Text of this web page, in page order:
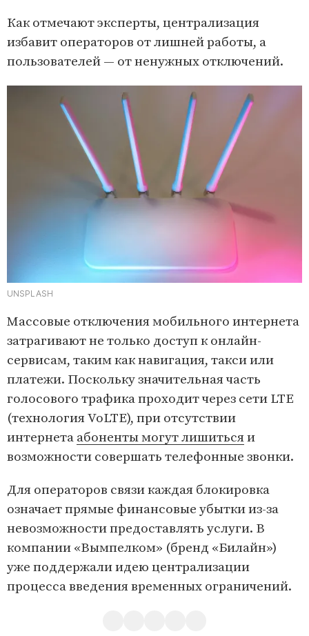
Как отмечают эксперты, централизация
избавит операторов от лишней работы, а
пользователей — от ненужных отключений.
UNSPLASH
Массовые отключения мобильного интернета
затрагивают не только доступ к онлайн-
сервисам, таким как навигация, такси или
платежи. Поскольку значительная часть
голосового трафика проходит через сети LTE
(технология VoLTE), при отсутствии
интернета абоненты могут лишитьсяи
возможности совершать телефонные звонки.
Для операторов связи каждая блокировка
означает прямые финансовые убытки из-за
невозможности предоставлять услуги. В
компании «Вымпелком» (бренд «Билайн»)
уже поддержали идею централизации
процесса введения временных ограничений.